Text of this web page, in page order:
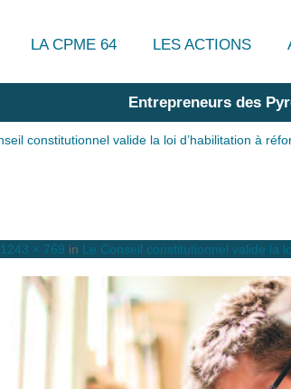
LA CPME 64 LES ACTIONS
Entrepreneurs des
constitutionnel valide la loi d’habilitation à
1243 × 769 in Le Conseil constitutionnel valide la